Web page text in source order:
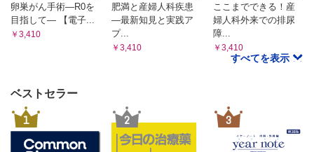
卵巣がん手術―R0を
目指して― 【電子...
￥3,410
肥満と産婦人科疾患
―最新知見と実践ア
プ...
￥3,410
ここまでできる！産
婦人科外来での排尿
障...
￥3,410
すべてを表示
ベストセラー
1 2 3